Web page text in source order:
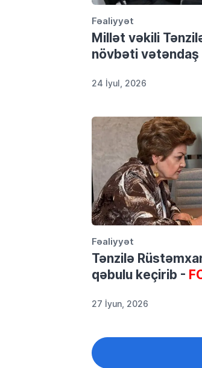
Fəaliyyət
Millət vəkili
növbəti
24 İyul, 2026
Fəaliyyət
Tənzilə
qəbulu keçirib -
27 İyun, 2026